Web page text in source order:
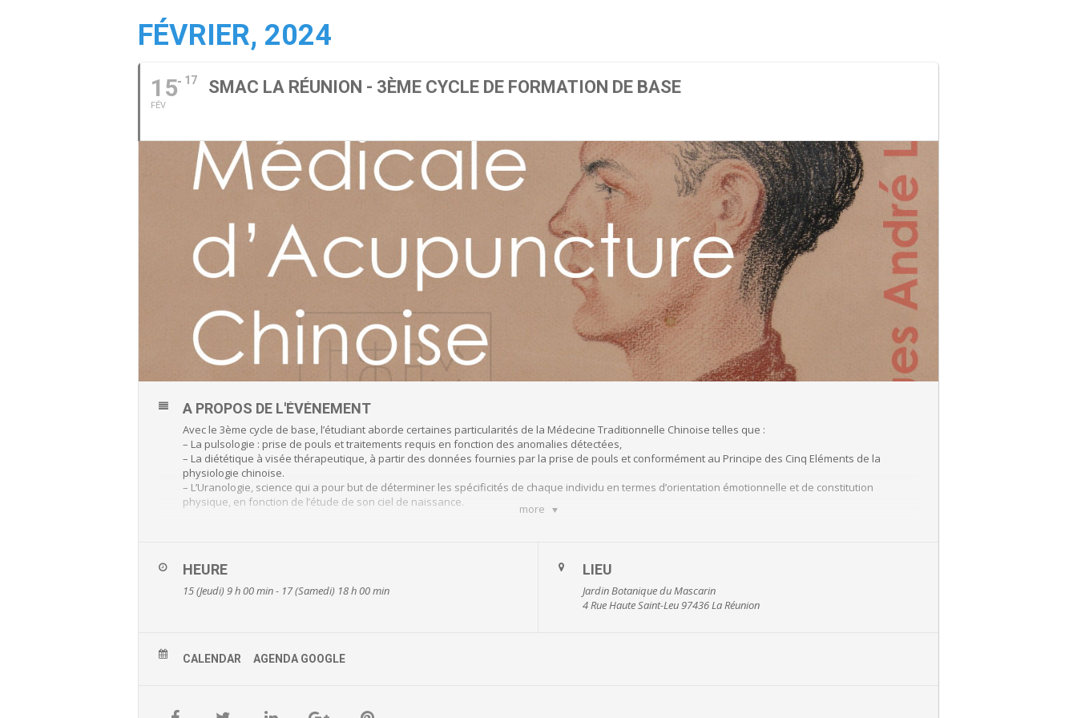
FÉVRIER, 2024
15
FÉV
17 SMAC LA RÉUNION - 3ÈME CYCLE DE FORMATION DE BASE
more
A PROPOS DE L'ÉVÉNEMENT
Avec le 3ème cycle de base, l’étudiant aborde certaines particularités de la Médecine Traditionnelle Chinoise telles que :
– La pulsologie : prise de pouls et traitements requis en fonction des anomalies détectées,
– La diététique à visée thérapeutique, à partir des données fournies par la prise de pouls et conformément au Principe des Cinq Eléments de la
physiologie chinoise.
– L’Uranologie, science qui a pour but de déterminer les spécificités de chaque individu en termes d’orientation émotionnelle et de constitution
physique, en fonction de l’étude de son ciel de naissance.
HEURE
15 (Jeudi) 9 h 00 min - 17 (Samedi) 18 h 00 min
LIEU
Jardin Botanique du Mascarin
4 Rue Haute Saint-Leu 97436 La Réunion
CALENDAR AGENDA GOOGLE